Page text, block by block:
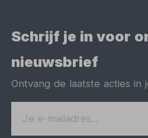
Schrijf je in voor
nieuwsbrief
Ontvang de laatste acties in